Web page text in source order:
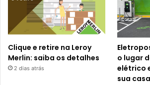
Clique e retire na Leroy
Merlin: saiba os detalhes
2 dias atrás
o lugar
elétrico
sua